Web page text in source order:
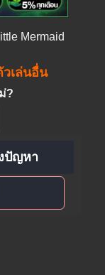
Mermaid
เล่นอื่น
?
ปัญหา